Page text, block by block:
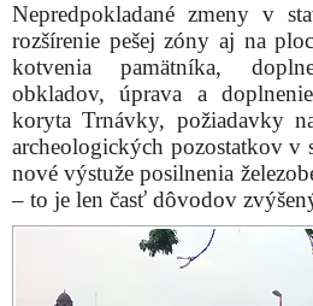
Nepredpokladané zmeny v
rozšírenie pešej zóny aj na
kotvenia pamätníka,
obkladov, úprava a
koryta Trnávky, požiadavky
archeologických pozostatkov v
nové výstuže posilnenia
– to je len časť dôvodov